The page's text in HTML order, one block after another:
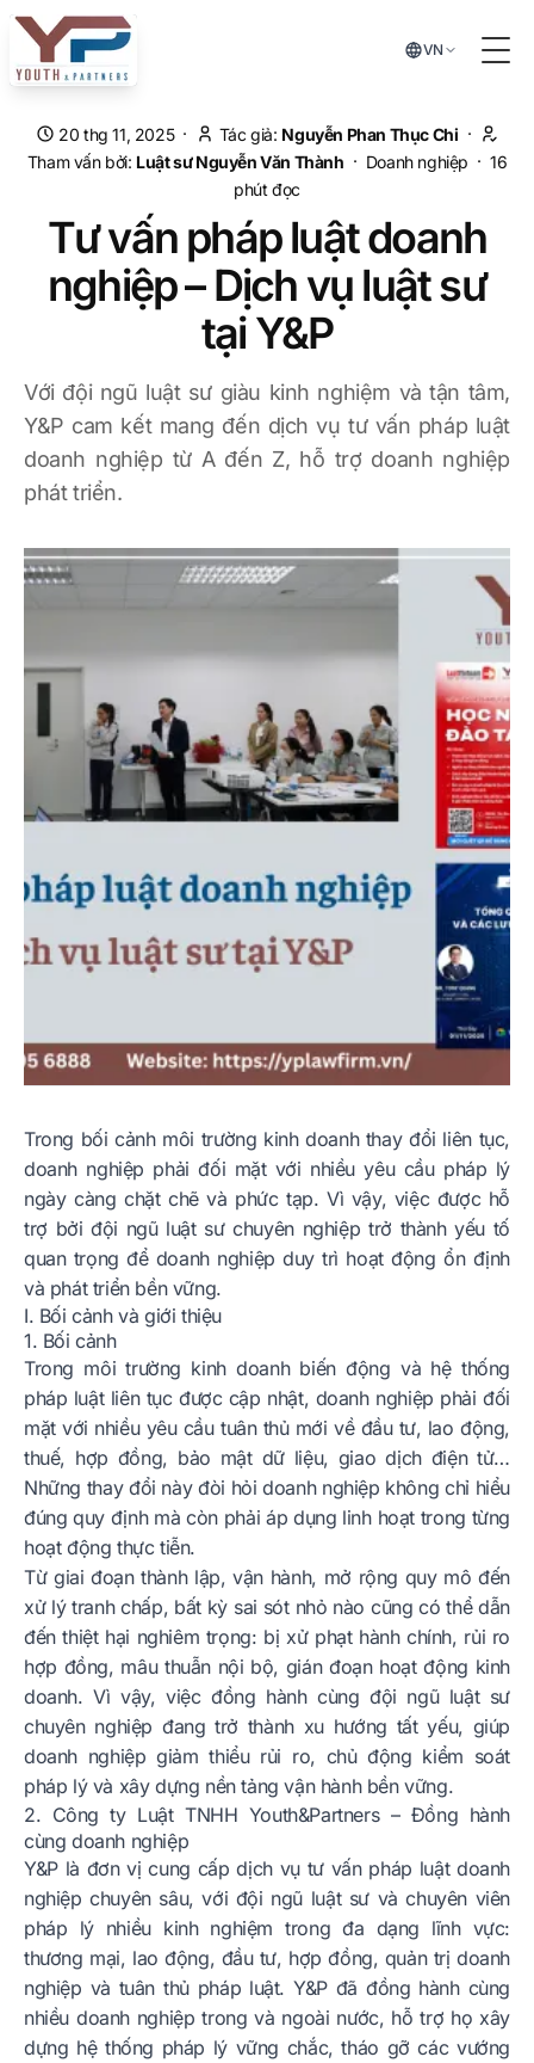
Chuyển đến nội dung chính
VN
20 thg 11, 2025· Tác giả: Nguyễn Phan Thục Chi ·
Tham vấn bởi: Luật sư Nguyễn Văn Thành · Doanh nghiệp · 16
phút đọc
Tư vấn pháp luật doanh
nghiệp – Dịch vụ luật sư
tại Y&P
Với đội ngũ luật sư giàu kinh nghiệm và tận tâm,
Y&P cam kết mang đến dịch vụ tư vấn pháp luật
doanh nghiệp từ A đến Z, hỗ trợ doanh nghiệp
phát triển.
Trong bối cảnh môi trường kinh doanh thay đổi liên tục,
doanh nghiệp phải đối mặt với nhiều yêu cầu pháp lý
ngày càng chặt chẽ và phức tạp. Vì vậy, việc được hỗ
trợ bởi đội ngũ luật sư chuyên nghiệp trở thành yếu tố
quan trọng để doanh nghiệp duy trì hoạt động ổn định
và phát triển bền vững.
I. Bối cảnh và giới thiệu
1. Bối cảnh
Trong môi trường kinh doanh biến động và hệ thống
pháp luật liên tục được cập nhật, doanh nghiệp phải đối
mặt với nhiều yêu cầu tuân thủ mới về đầu tư, lao động,
thuế, hợp đồng, bảo mật dữ liệu, giao dịch điện tử…
Những thay đổi này đòi hỏi doanh nghiệp không chỉ hiểu
đúng quy định mà còn phải áp dụng linh hoạt trong từng
hoạt động thực tiễn.
Từ giai đoạn thành lập, vận hành, mở rộng quy mô đến
xử lý tranh chấp, bất kỳ sai sót nhỏ nào cũng có thể dẫn
đến thiệt hại nghiêm trọng: bị xử phạt hành chính, rủi ro
hợp đồng, mâu thuẫn nội bộ, gián đoạn hoạt động kinh
doanh. Vì vậy, việc đồng hành cùng đội ngũ luật sư
chuyên nghiệp đang trở thành xu hướng tất yếu, giúp
doanh nghiệp giảm thiểu rủi ro, chủ động kiểm soát
pháp lý và xây dựng nền tảng vận hành bền vững.
2. Công ty Luật TNHH Youth&Partners – Đồng hành
cùng doanh nghiệp
Y&P là đơn vị cung cấp dịch vụ tư vấn pháp luật doanh
nghiệp chuyên sâu, với đội ngũ luật sư và chuyên viên
pháp lý nhiều kinh nghiệm trong đa dạng lĩnh vực:
thương mại, lao động, đầu tư, hợp đồng, quản trị doanh
nghiệp và tuân thủ pháp luật. Y&P đã đồng hành cùng
nhiều doanh nghiệp trong và ngoài nước, hỗ trợ họ xây
dựng hệ thống pháp lý vững chắc, tháo gỡ các vướng